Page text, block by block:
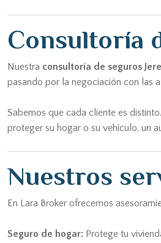
Consultoría
Nuestra consultoría de seguros
pasando por la negociación con las
Sabemos que cada cliente es
proteger su hogar o su vehículo, un
Nuestros
En Lara Broker ofrecemos
Seguro de hogar: Protege tu